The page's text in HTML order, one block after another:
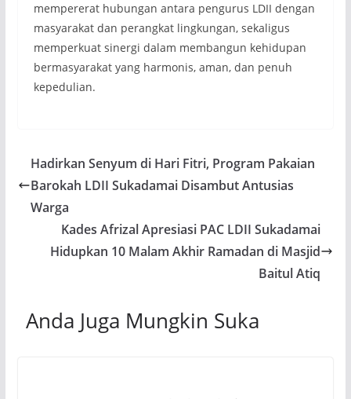
mempererat hubungan antara pengurus LDII dengan
masyarakat dan perangkat lingkungan, sekaligus
memperkuat sinergi dalam membangun kehidupan
bermasyarakat yang harmonis, aman, dan penuh
kepedulian.
Hadirkan Senyum di Hari Fitri, Program Pakaian
Barokah LDII Sukadamai Disambut Antusias
Warga
Kades Afrizal Apresiasi PAC LDII Sukadamai
Hidupkan 10 Malam Akhir Ramadan di Masjid
Baitul Atiq
Anda Juga Mungkin Suka